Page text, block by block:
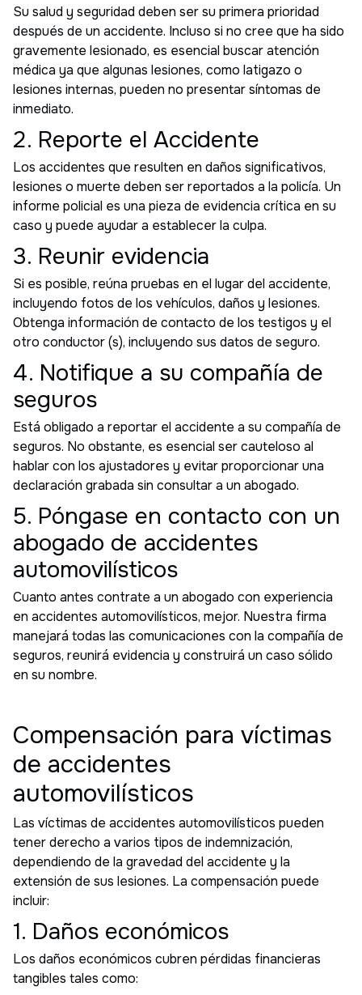
Su salud y seguridad deben ser su primera prioridad
después de un accidente. Incluso si no cree que ha sido
gravemente lesionado, es esencial buscar atención
médica ya que algunas lesiones, como latigazo o
lesiones internas, pueden no presentar síntomas de
inmediato.
2. Reporte el Accidente
Los accidentes que resulten en daños significativos,
lesiones o muerte deben ser reportados a la policía. Un
informe policial es una pieza de evidencia crítica en su
caso y puede ayudar a establecer la culpa.
3. Reunir evidencia
Si es posible, reúna pruebas en el lugar del accidente,
incluyendo fotos de los vehículos, daños y lesiones.
Obtenga información de contacto de los testigos y el
otro conductor (s), incluyendo sus datos de seguro.
4. Notifique a su compañía de
seguros
Está obligado a reportar el accidente a su compañía de
seguros. No obstante, es esencial ser cauteloso al
hablar con los ajustadores y evitar proporcionar una
declaración grabada sin consultar a un abogado.
5. Póngase en contacto con un
abogado de accidentes
automovilísticos
Cuanto antes contrate a un abogado con experiencia
en accidentes automovilísticos, mejor. Nuestra firma
manejará todas las comunicaciones con la compañía de
seguros, reunirá evidencia y construirá un caso sólido
en su nombre.
Compensación para víctimas
de accidentes
automovilísticos
Las víctimas de accidentes automovilísticos pueden
tener derecho a varios tipos de indemnización,
dependiendo de la gravedad del accidente y la
extensión de sus lesiones. La compensación puede
incluir:
1. Daños económicos
Los daños económicos cubren pérdidas financieras
tangibles tales como: